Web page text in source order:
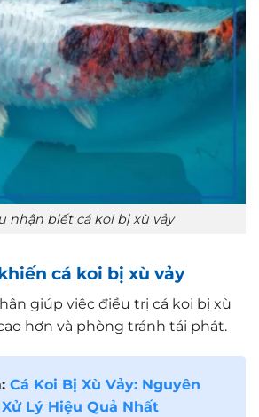
nhận biết cá koi bị xù vảy
cá koi bị xù vảy
giúp việc điều trị cá koi bị xù
hơn và phòng tránh tái phát.
Cá Koi Bị Xù Vảy: Nguyên
Lý Hiệu Quả Nhất